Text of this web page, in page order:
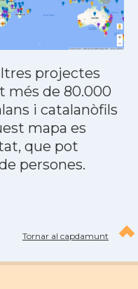
projectes
més de 80.000
i catalanòfils
mapa es
que pot
persones.
Tornar al capdamunt